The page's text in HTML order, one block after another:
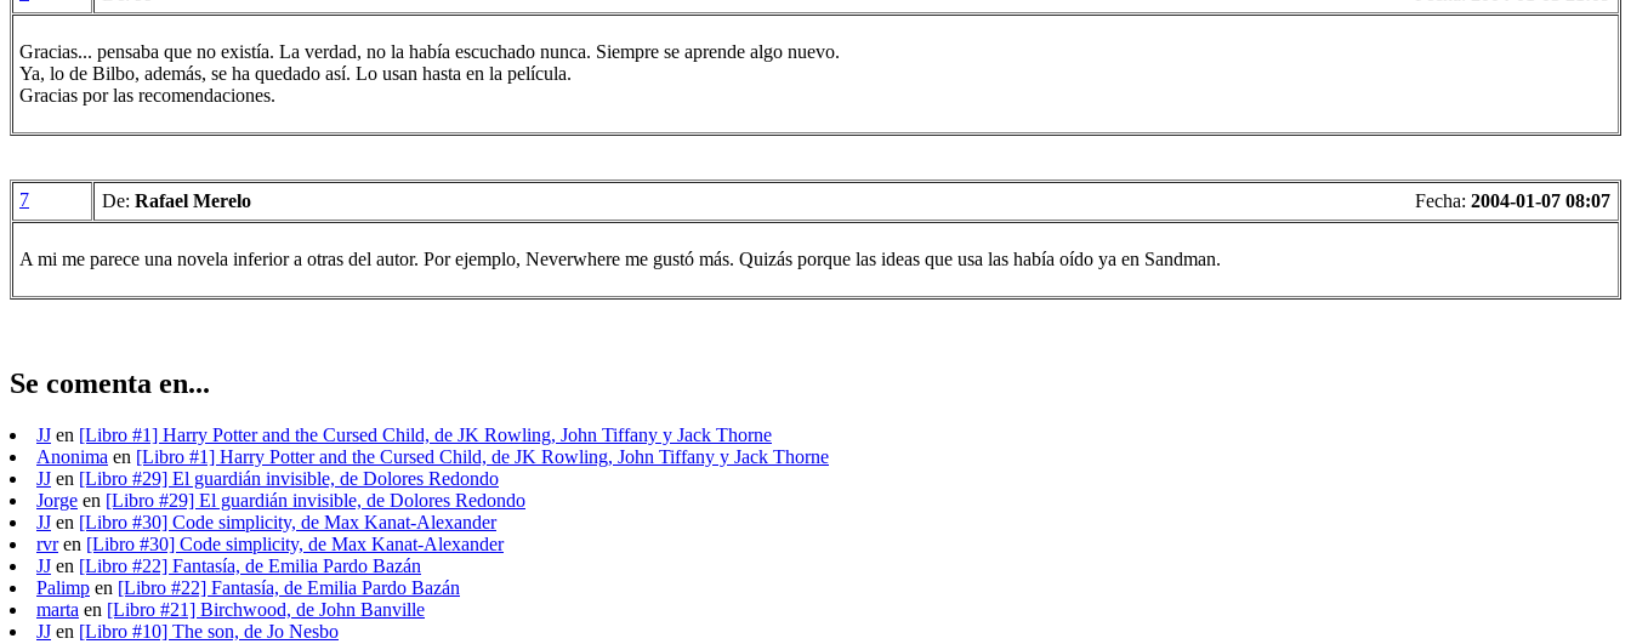
Gracias... pensaba que no existía. La verdad, no la había escuchado nunca. Siempre se aprende algo nuevo.
Ya, lo de Bilbo, además, se ha quedado así. Lo usan hasta en la película.
Gracias por las recomendaciones.
7 De: Rafael Merelo Fecha: 2004-01-07 08:07
A mi me parece una novela inferior a otras del autor. Por ejemplo, Neverwhere me gustó más. Quizás porque las ideas que usa las había oído ya en Sandman.
Se comenta en...
JJ en [Libro #1] Harry Potter and the Cursed Child, de JK Rowling, John Tiffany y Jack Thorne
Anonima en [Libro #1] Harry Potter and the Cursed Child, de JK Rowling, John Tiffany y Jack Thorne
JJ en [Libro #29] El guardián invisible, de Dolores Redondo
Jorge en [Libro #29] El guardián invisible, de Dolores Redondo
JJ en [Libro #30] Code simplicity, de Max Kanat-Alexander
rvren [Libro #30] Code simplicity, de Max Kanat-Alexander
JJ en [Libro #22] Fantasía, de Emilia Pardo Bazán
Palimp en [Libro #22] Fantasía, de Emilia Pardo Bazán
marta en [Libro #21] Birchwood, de John Banville
JJ en [Libro #10] The son, de Jo Nesbo